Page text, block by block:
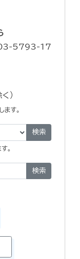
03-5793-17
）
す。
検索
。
検索